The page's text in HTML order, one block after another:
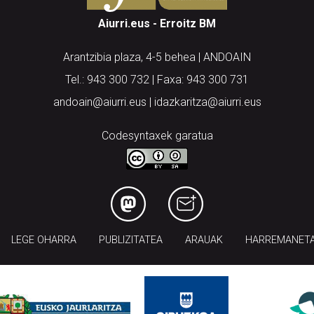
Aiurri.eus - Erroitz BM
Arantzibia plaza, 4-5 behea | ANDOAIN
Tel.: 943 300 732 | Faxa: 943 300 731
andoain@aiurri.eus | idazkaritza@aiurri.eus
Codesyntaxek garatua
LEGE OHARRA PUBLIZITATEA ARAUAK